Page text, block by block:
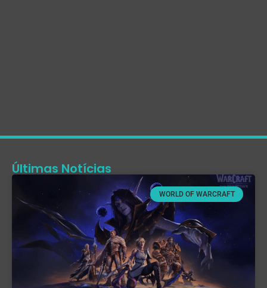
Últimas Notícias
WORLD OF WARCRAFT